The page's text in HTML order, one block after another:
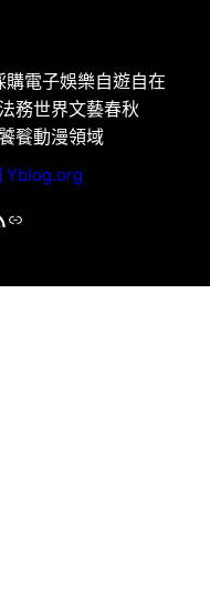
購電子娛樂自遊自在
務世界文藝春秋
餮動漫領域
Yblog.org
供連結